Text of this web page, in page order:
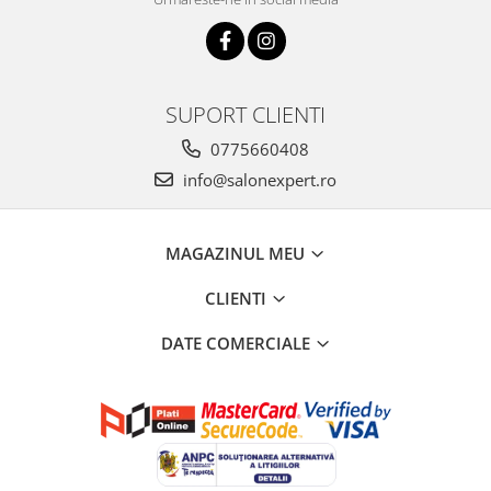
SUPORT CLIENTI
0775660408
info@salonexpert.ro
MAGAZINUL MEU
CLIENTI
DATE COMERCIALE